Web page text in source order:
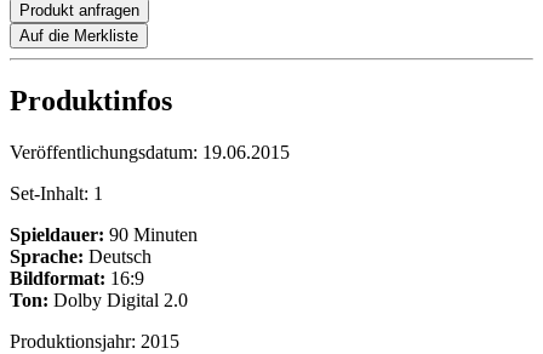
Produkt anfragen
Auf die Merkliste
Produktinfos
Veröffentlichungsdatum: 19.06.2015
Set-Inhalt: 1
Spieldauer: 90 Minuten
Sprache: Deutsch
Bildformat: 16:9
Ton: Dolby Digital 2.0
Produktionsjahr: 2015